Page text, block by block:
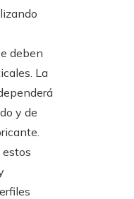
deben
La
y de
estos